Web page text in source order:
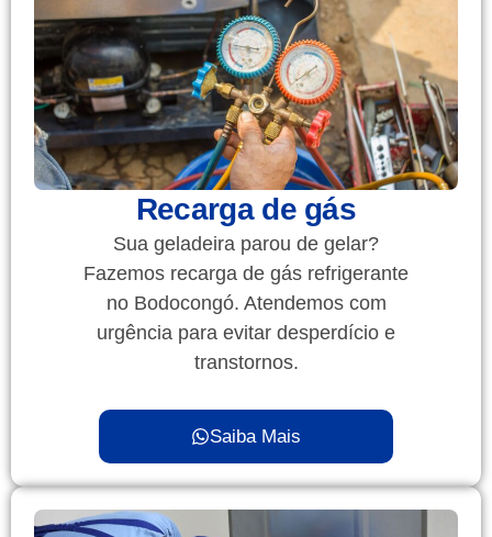
Recarga de gás
Sua geladeira parou de gelar?
Fazemos recarga de gás refrigerante
no Bodocongó. Atendemos com
urgência para evitar desperdício e
transtornos.
Saiba Mais